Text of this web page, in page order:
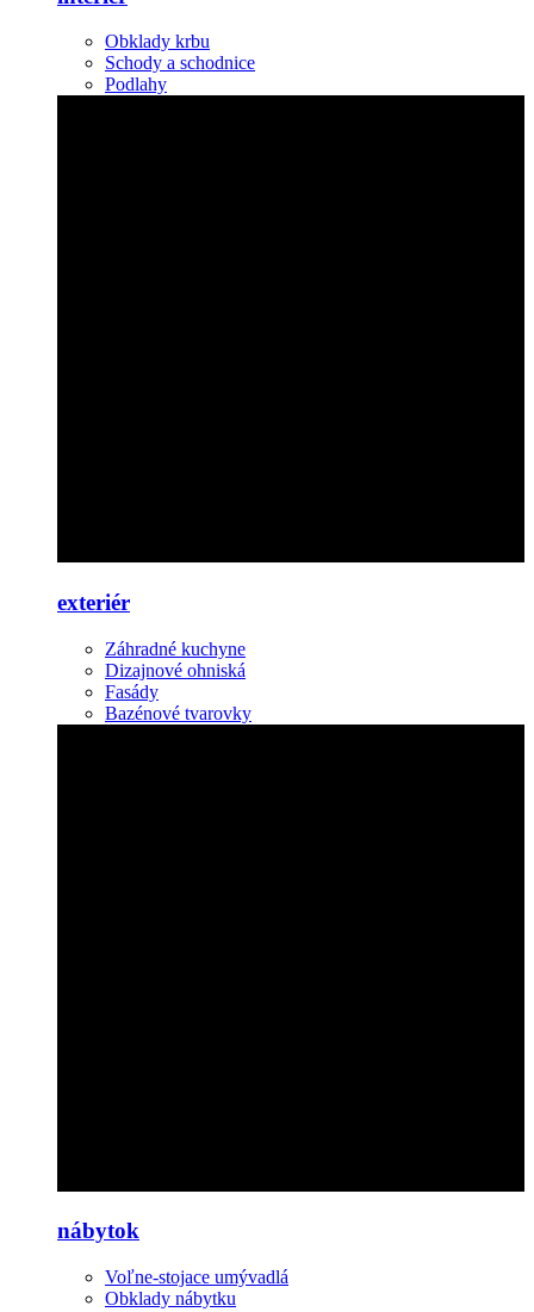
Obklady krbu
Schody a schodnice
Podlahy
exteriér
Záhradné kuchyne
Dizajnové ohniská
Fasády
Bazénové tvarovky
nábytok
Voľne-stojace umývadlá
Obklady nábytku